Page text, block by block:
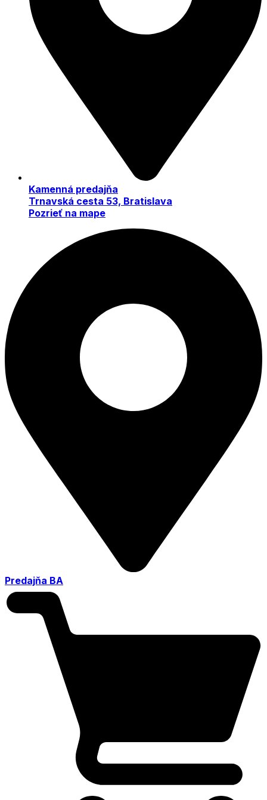
Kamenná predajňa
Trnavská cesta 53, Bratislava
Pozrieť na mape
Predajňa BA